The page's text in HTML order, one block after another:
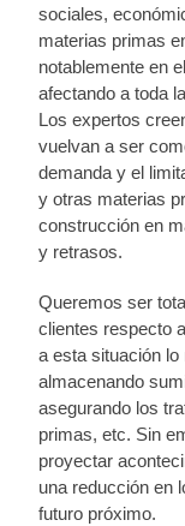
sociales,
materias primas
notablemente en
afectando a toda
Los expertos
vuelvan a ser
demanda y el
y otras materias
construcción en
y retrasos.
Queremos ser
clientes respecto
a esta situación
almacenando
asegurando los
primas, etc. Sin
proyectar
una reducción en
futuro próximo.